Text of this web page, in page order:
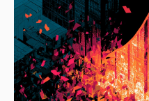
통해 '지능 디플레이션'을 수출하기
신호를 포착했습니다. AI 경제의 판